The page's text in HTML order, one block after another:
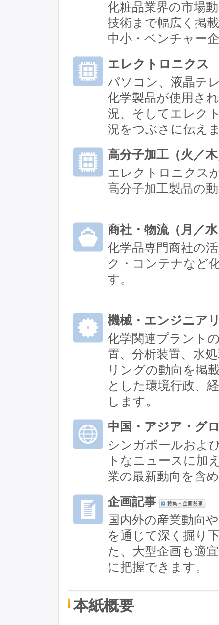
化粧品業界の市場
技術まで幅広く掲
中小・ベンチャー
エレクトロニクス
パソコン、液晶テ
化学製品が使用さ
況、そしてエレク
況をつぶさに伝え
高分子加工（火／
エレクトロニクス
高分子加工製品の
商社・物流（月／
化学品専門商社の
ク・コンテナなど
す。
機械・エンジニア
化学関連プラント
置、分析装置、水
リングの動向を掲
とした環境行政、
します。
中国・アジア・グ
シンガポールおよ
トなニュースに加
業の最新動向を含
企画記事
国内外の産業動向
を通じて深く掘り
た、大型企画も適
に把握できます。
本紙概要